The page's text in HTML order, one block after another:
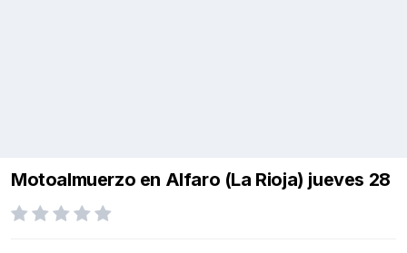
Motoalmuerzo en Alfaro (La Rioja) jueves 28